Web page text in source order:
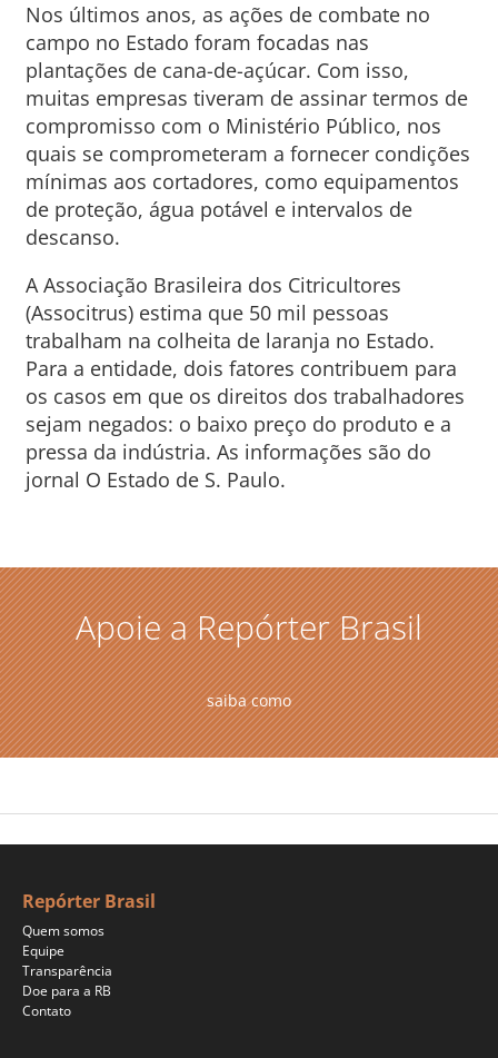
Nos últimos anos, as ações de combate no
campo no Estado foram focadas nas
plantações de cana-de-açúcar. Com isso,
muitas empresas tiveram de assinar termos de
compromisso com o Ministério Público, nos
quais se comprometeram a fornecer condições
mínimas aos cortadores, como equipamentos
de proteção, água potável e intervalos de
descanso.
A Associação Brasileira dos Citricultores
(Associtrus) estima que 50 mil pessoas
trabalham na colheita de laranja no Estado.
Para a entidade, dois fatores contribuem para
os casos em que os direitos dos trabalhadores
sejam negados: o baixo preço do produto e a
pressa da indústria. As informações são do
jornal O Estado de S. Paulo.
Apoie a Repórter Brasil
saiba como
Repórter Brasil
Quem somos
Equipe
Transparência
Doe para a RB
Contato